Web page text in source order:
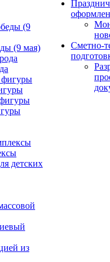
(9 мая)
детских
из
Сметно-